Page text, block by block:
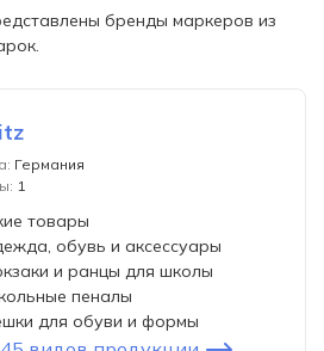
бренды маркеров из
Германия
1
товары
обувь и аксессуары
и ранцы для школы
пеналы
для обуви и формы